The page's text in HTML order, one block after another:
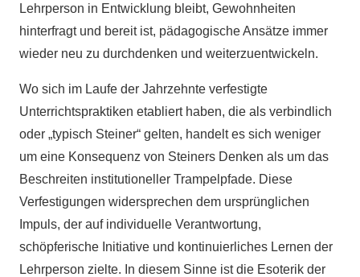
Lehrperson in Entwicklung bleibt, Gewohnheiten
hinterfragt und bereit ist, pädagogische Ansätze immer
wieder neu zu durchdenken und weiterzuentwickeln.
Wo sich im Laufe der Jahrzehnte verfestigte
Unterrichtspraktiken etabliert haben, die als verbindlich
oder „typisch Steiner“ gelten, handelt es sich weniger
um eine Konsequenz von Steiners Denken als um das
Beschreiten institutioneller Trampelpfade. Diese
Verfestigungen widersprechen dem ursprünglichen
Impuls, der auf individuelle Verantwortung,
schöpferische Initiative und kontinuierliches Lernen der
Lehrperson zielte. In diesem Sinne ist die Esoterik der